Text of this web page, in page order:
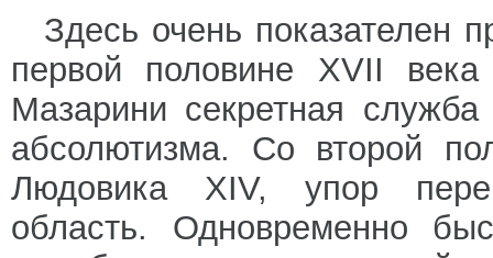
Здесь очень показателен
первой половине XVII
Мазарини секретная
абсолютизма. Со второй
Людовика XIV, упор
область. Одновременно